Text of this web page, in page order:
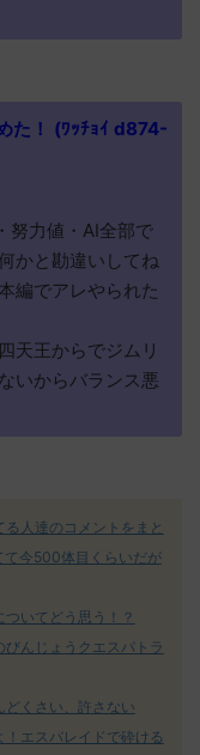
た！ (ﾜｯﾁｮｲ d874-
努力値・AI全部で
かと勘違いしてね
編でアレやられた
天王からでジムリ
いからバランス悪
る人達のコメントをまと
て今500体目くらいだが
ついてどう思う！？
びんじょうクエスパトラ
どくさい、許さない
！エスバレイドで砕ける